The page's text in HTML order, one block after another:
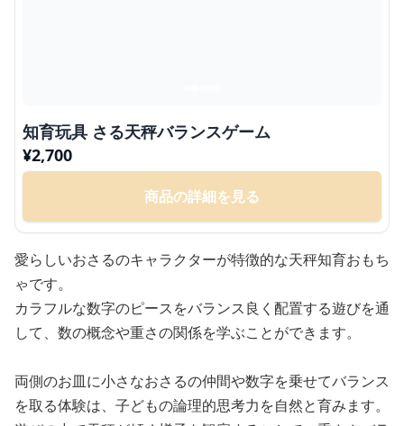
知育玩具 さる天秤バランスゲーム
¥2,700
商品の詳細を見る
愛らしいおさるのキャラクターが特徴的な天秤知育おもち
ゃです。
カラフルな数字のピースをバランス良く配置する遊びを通
して、数の概念や重さの関係を学ぶことができます。
両側のお皿に小さなおさるの仲間や数字を乗せてバランス
を取る体験は、子どもの論理的思考力を自然と育みます。